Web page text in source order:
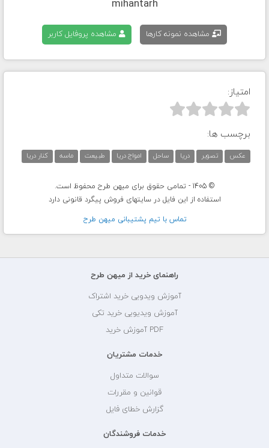
mihantarh
مشاهده نمونه کارها مشاهده پروفایل کاربر
امتیاز:



برچسب ها:
عکس تصویر دریا ساحل امواج دریا طبیعت ماسه کنار دریا
© 1405 - تمامی حقوق برای میهن طرح محفوظ است.
استفاده از این فایل در سایتهای فروش پیگرد قانونی دارد
تماس با تيم پشتيبانی ميهن طرح
راهنمای خرید از میهن طرح
آموزش ویدویی خرید اشتراک
آموزش ویدیویی خرید تکی
PDF آموزش خرید
خدمات مشتریان
سوالات متداول
قوانین و مقررات
گزارش خطای فایل
خدمات فروشندگان